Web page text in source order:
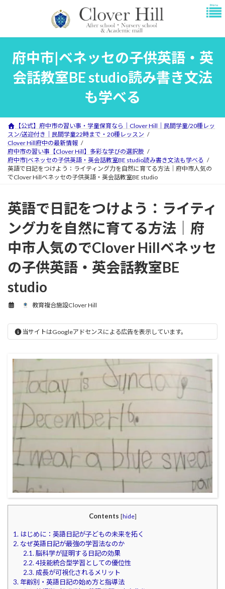
府中市|ベネッセの子供英語・英
会話教室BE studio読み書き文法
も学べる
【公式】府中市の習い事・学童保育なら｜Clover Hill｜民間学童/20種レッ
スン/送迎付き｜民間学童22時まで・20種レッスン
Clover Hill府中の最新情報
府中市の習い事【Clover Hill】多彩な学びの選択肢
府中市|ベネッセの子供英語・英会話教室BE studio読み書き文法も学べる
英語で日記をつけよう：ライティング力を自然に育てる方法｜府中市人気の
でClover Hillベネッセの子供英語・英会話教室BE studio
英語で日記をつけよう：ライティ
ング力を自然に育てる方法｜府
中市人気のでClover Hillベネッセ
の子供英語・英会話教室BE
studio
教育複合施設Clover Hill
当サイトはGoogleアドセンスによる広告を表示しています。
Contents [hide]
1. はじめに：英語日記が子どもの未来を拓く
2. なぜ英語日記が最強の学習法なのか
2.1. 脳科学が証明する日記の効果
2.2. 4技能統合型学習としての優位性
2.3. 成長が可視化されるメリット
3. 年齢別・英語日記の始め方と指導法